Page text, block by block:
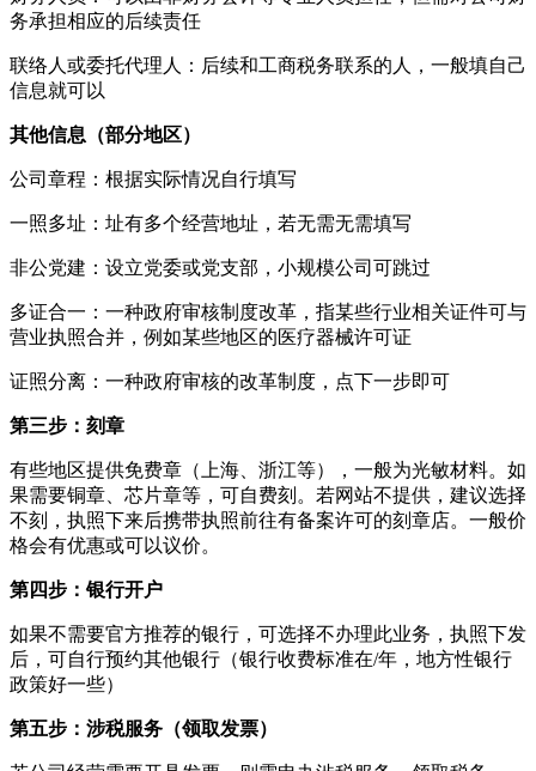
务承担相应的后续责任
联络人或委托代理人：后续和工商税务联系的人，一般填自己
信息就可以
其他信息（部分地区）
公司章程：根据实际情况自行填写
一照多址：址有多个经营地址，若无需无需填写
非公党建：设立党委或党支部，小规模公司可跳过
多证合一：一种政府审核制度改革，指某些行业相关证件可与
营业执照合并，例如某些地区的医疗器械许可证
证照分离：一种政府审核的改革制度，点下一步即可
第三步：刻章
有些地区提供免费章（上海、浙江等），一般为光敏材料。如
果需要铜章、芯片章等，可自费刻。若网站不提供，建议选择
不刻，执照下来后携带执照前往有备案许可的刻章店。一般价
格会有优惠或可以议价。
第四步：银行开户
如果不需要官方推荐的银行，可选择不办理此业务，执照下发
后，可自行预约其他银行（银行收费标准在/年，地方性银行
政策好一些）
第五步：涉税服务（领取发票）